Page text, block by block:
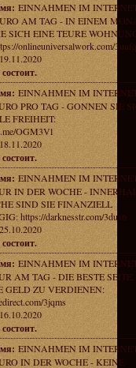
EINNAHMEN IM
AM TAG - IN EINEM
SICH EINE TEURE
onlineuniversalwork.com/3uufq
19.11.2020
EINNAHMEN IM
PRO TAG - GONNEN SIE
FREIHEIT:
OGM3Vl
18.11.2020
EINNAHMEN IM
IN DER WOCHE -
SIND SIE FINANZIELL
https://darknesstr.com/3dus6
25.10.2020
EINNAHMEN IM
AM TAG - DIE BESTE SEITE,
GELD ZU VERDIENEN:
3jqms
16.10.2020
EINNAHMEN IM
IN DER WOCHE - KEINE